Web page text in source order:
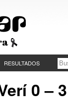
RESULTADOS
0 – 3